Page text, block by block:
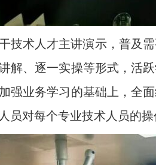
技术人才主讲演示，普及
解、逐一实操等形式，活
强业务学习的基础上，全
员对每个专业技术人员的